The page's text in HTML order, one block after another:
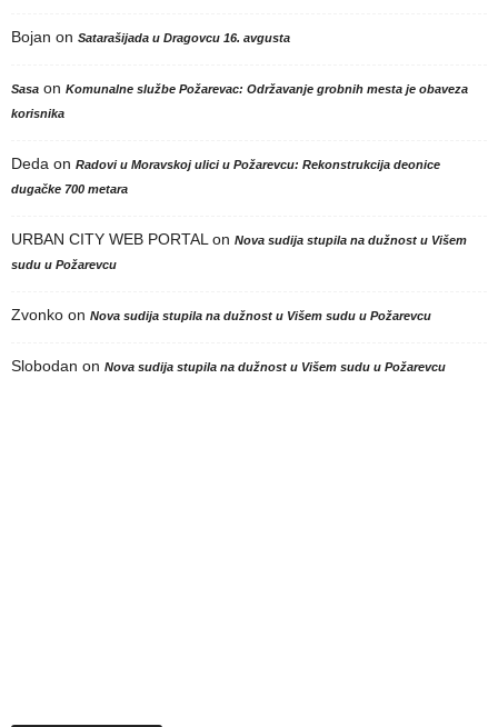
Bojan on Satarašijada u Dragovcu 16. avgusta
Sasa on Komunalne službe Požarevac: Održavanje grobnih mesta je obaveza
korisnika
Deda on Radovi u Moravskoj ulici u Požarevcu: Rekonstrukcija deonice
dugačke 700 metara
URBAN CITY WEB PORTAL on Nova sudija stupila na dužnost u Višem
sudu u Požarevcu
Zvonko on Nova sudija stupila na dužnost u Višem sudu u Požarevcu
Slobodan on Nova sudija stupila na dužnost u Višem sudu u Požarevcu